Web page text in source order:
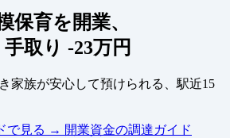
保育を開業、
手取り -23万円
家族が安心して預けられる、駅近15
で見る → 開業資金の調達ガイド